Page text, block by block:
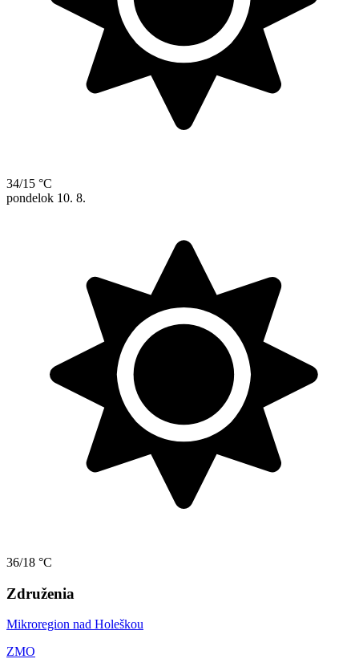
34/15 °C
pondelok 10. 8.
36/18 °C
Združenia
Mikroregion nad Holeškou
ZMO